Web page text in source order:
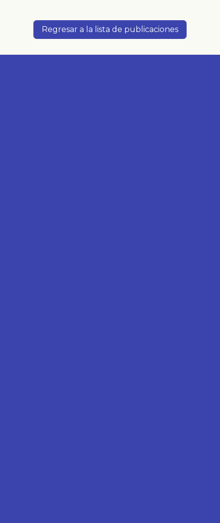
Regresar a la lista de publicaciones